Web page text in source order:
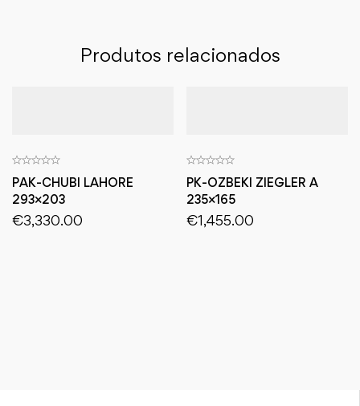
Produtos relacionados
PAK-CHUBI LAHORE
293×203
€3,330.00
PK-OZBEKI ZIEGLER A
235×165
€1,455.00